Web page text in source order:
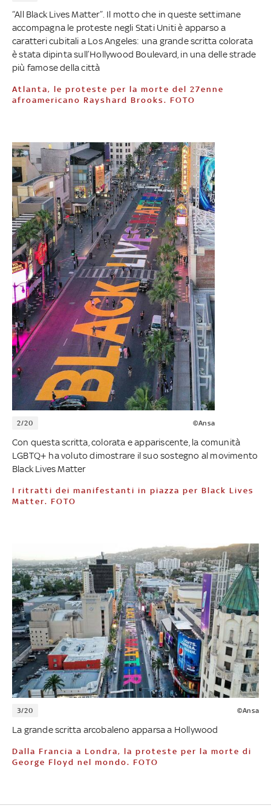
“All Black Lives Matter”. Il motto che in queste settimane
accompagna le proteste negli Stati Uniti è apparso a
caratteri cubitali a Los Angeles: una grande scritta colorata
è stata dipinta sull’Hollywood Boulevard, in una delle strade
più famose della città
Atlanta, le proteste per la morte del 27enne
afroamericano Rayshard Brooks. FOTO
2/20 ©Ansa
Con questa scritta, colorata e appariscente, la comunità
LGBTQ+ ha voluto dimostrare il suo sostegno al movimento
Black Lives Matter
I ritratti dei manifestanti in piazza per Black Lives
Matter. FOTO
3/20 ©Ansa
La grande scritta arcobaleno apparsa a Hollywood
Dalla Francia a Londra, la proteste per la morte di
George Floyd nel mondo. FOTO